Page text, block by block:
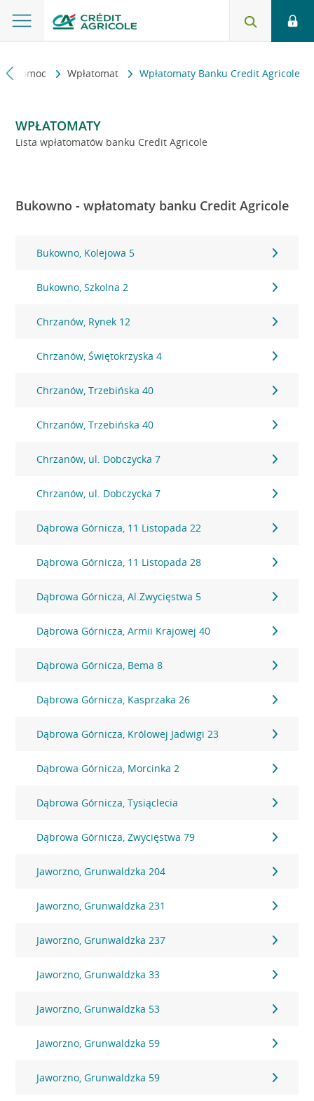
i pomoc Wpłatomat Wpłatomaty Banku Credit Agricole
WPŁATOMATY
Lista wpłatomatów banku Credit Agricole
Bukowno - wpłatomaty banku Credit Agricole
Bukowno, Kolejowa 5
Bukowno, Szkolna 2
Chrzanów, Rynek 12
Chrzanów, Świętokrzyska 4
Chrzanów, Trzebińska 40
Chrzanów, Trzebińska 40
Chrzanów, ul. Dobczycka 7
Chrzanów, ul. Dobczycka 7
Dąbrowa Górnicza, 11 Listopada 22
Dąbrowa Górnicza, 11 Listopada 28
Dąbrowa Górnicza, Al.Zwycięstwa 5
Dąbrowa Górnicza, Armii Krajowej 40
Dąbrowa Górnicza, Bema 8
Dąbrowa Górnicza, Kasprzaka 26
Dąbrowa Górnicza, Królowej Jadwigi 23
Dąbrowa Górnicza, Morcinka 2
Dąbrowa Górnicza, Tysiąclecia
Dąbrowa Górnicza, Zwycięstwa 79
Jaworzno, Grunwaldzka 204
Jaworzno, Grunwaldzka 231
Jaworzno, Grunwaldzka 237
Jaworzno, Grunwaldzka 33
Jaworzno, Grunwaldzka 53
Jaworzno, Grunwaldzka 59
Jaworzno, Grunwaldzka 59